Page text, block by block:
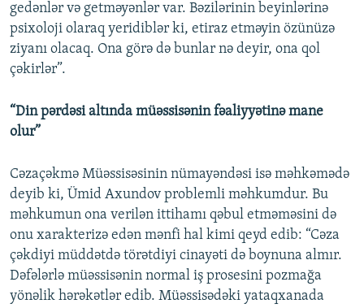
gedənlər və getməyənlər var. Bəzilərinin beyinlərinə
psixoloji olaraq yeridiblər ki, etiraz etməyin özünüzə
ziyanı olacaq. Ona görə də bunlar nə deyir, ona qol
çəkirlər”.
“Din pərdəsi altında müəssisənin fəaliyyətinə mane
olur”
Cəzaçəkmə Müəssisəsinin nümayəndəsi isə məhkəmədə
deyib ki, Ümid Axundov problemli məhkumdur. Bu
məhkumun ona verilən ittihamı qəbul etməməsini də
onu xarakterizə edən mənfi hal kimi qeyd edib: “Cəza
çəkdiyi müddətdə törətdiyi cinayəti də boynuna almır.
Dəfələrlə müəssisənin normal iş prosesini pozmağa
yönəlik hərəkətlər edib. Müəssisədəki yataqxanada